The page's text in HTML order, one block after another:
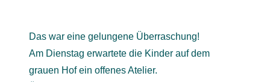
Das war eine gelungene Überraschung!
Am Dienstag erwartete die Kinder auf dem
grauen Hof ein offenes Atelier.